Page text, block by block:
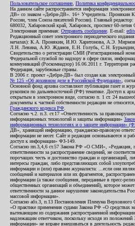
Пользовательское соглашение Политика
На данном сайте распространяется информация
ДВ» со знаком «Дебри-ДВ». 16+ Учредитель: Пронякин
России, член Союза писателей России). Главный
680032, Хабаровский край, Хабаровск, проспект 60-летия
Электронная приемная: Отправить сообщение . E-mail:
Редакционный совет электронного периодического
началах): К.А. Пронякин, И.Ю. Харитонова, А.Э.
Л.Н. Левина, А.Ю. Жданов, Е.Н. Голубь, С.Н.
Свидетельство о регистрации СМИ (Регистрационный
Федеральной службой по надзору в сфере связи,
коммуникаций (Роскомнадзор) 16.06.2011 г. Территория
Федерация, зарубежные страны.
В 2006 г. проект «Дебри-ДВ» был создан как электронный
№ 125 «Об архивном деле в Российской Федерации» ,
Основной фонд архива составляют публикации газет и
рукописи по дальневосточной (РФ) тематике. Доступ к
открытым в электронном виде, согласно п. 1 ст. 24
документы к частной собственности редакции не
Гражданского кодекса РФ
Согласно ч.2. п.3. ст.17 «Ответственность за
информационных технологий и защиты информации»
информационных технологиях и о защите информации»
ДВ», хранящий информацию, гражданско-правовую
информации не несет. Сайт и редакция основываются и
доступ к информации» ФЗ-149.
Согласно пп.3,4,6 ст.57 Закона РФ «О СМИ», «Редакция,
ответственности за распространение сведений, не
порочащих честь и достоинство граждан и организаций,
интересы граждан, либо представляющих собой
информации и (или) правами журналиста: ...если они
сообщений и материалов или их фрагментов,
информации (а также сообщения, переданные в пресс-
общественных организаций и объединений), которое
ответственности за данное нарушение законодательства
массовой информации».
Согласно абз.3, п.13 Постановления Пленума
«О практике применения судами Закона РФ «О средствах
вытекающим из содержания распространенной
надлежащим ответчиком, поскольку исходя из положений
информации» не вправе вмешиваться в деятельность